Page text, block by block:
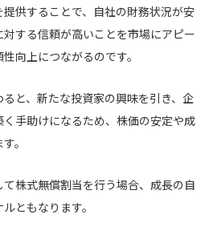
供することで、自社の財務状況が安
する信頼が高いことを市場にアピー
向上につながるのです。
と、新たな投資家の興味を引き、企
手助けになるため、株価の安定や成
。
株式無償割当を行う場合、成長の自
ともなります。